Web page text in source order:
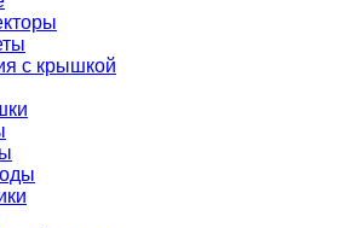
с крышкой